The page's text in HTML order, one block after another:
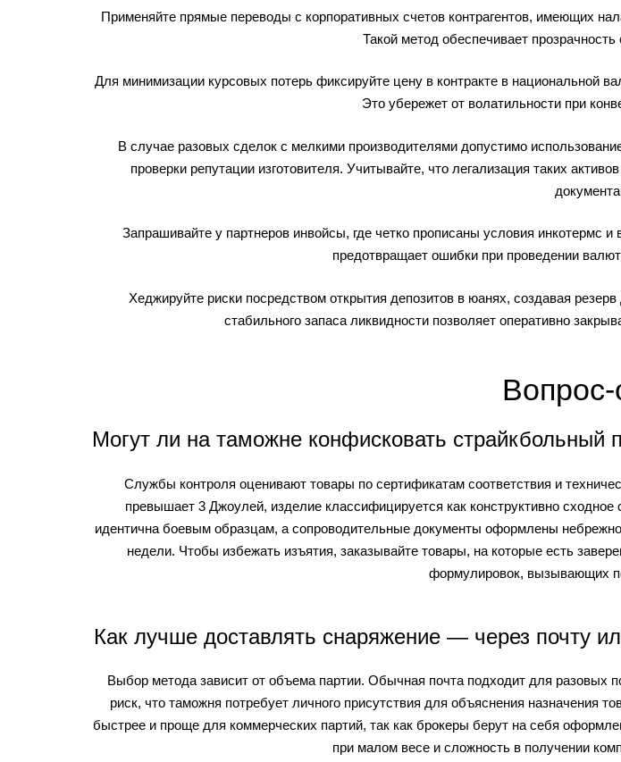
Применяйте прямые переводы с корпоративных счетов контрагентов, имеющих
Такой метод обеспечивает
Для минимизации курсовых потерь фиксируйте цену в контракте в национальной
Это убережет от волатильности при
В случае разовых сделок с мелкими производителями допустимо
проверки репутации изготовителя. Учитывайте, что легализация таких
Запрашивайте у партнеров инвойсы, где четко прописаны условия
предотвращает ошибки при проведении
Хеджируйте риски посредством открытия депозитов в юанях, создавая
стабильного запаса ликвидности позволяет оперативно
Вопрос-
Могут ли на таможне конфисковать
Службы контроля оценивают товары по сертификатам соответствия и
превышает 3 Джоулей, изделие классифицируется как конструктивно
идентична боевым образцам, а сопроводительные документы оформлены
недели. Чтобы избежать изъятия, заказывайте товары, на которые есть
формулировок, вызывающих
Как лучше доставлять снаряжение — через почту
Выбор метода зависит от объема партии. Обычная почта подходит для разовых
риск, что таможня потребует личного присутствия для объяснения назначения
быстрее и проще для коммерческих партий, так как брокеры берут на себя
при малом весе и сложность в получении